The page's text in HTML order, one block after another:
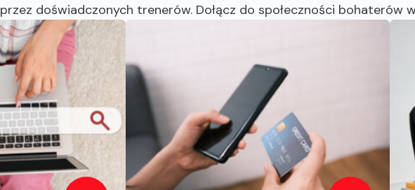
przez doświadczonych trenerów. Dołącz do społeczności bohaterów